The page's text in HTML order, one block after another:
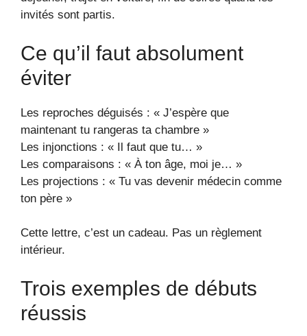
invités sont partis.
Ce qu’il faut absolument
éviter
Les reproches déguisés : « J’espère que
maintenant tu rangeras ta chambre »
Les injonctions : « Il faut que tu… »
Les comparaisons : « À ton âge, moi je… »
Les projections : « Tu vas devenir médecin comme
ton père »
Cette lettre, c’est un cadeau. Pas un règlement
intérieur.
Trois exemples de débuts
réussis